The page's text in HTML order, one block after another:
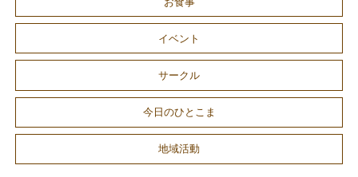
イベント
サークル
今日のひとこま
地域活動